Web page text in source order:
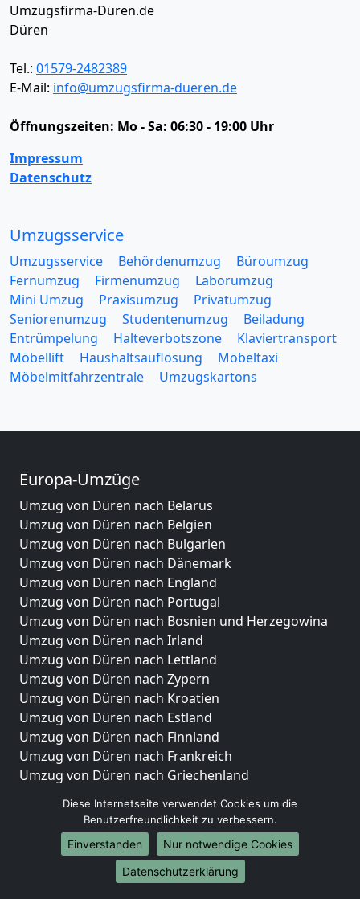
Umzugsfirma-Düren.de
Düren
Tel.: 01579-2482389
E-Mail: info@umzugsfirma-dueren.de
Öffnungszeiten: Mo - Sa: 06:30 - 19:00 Uhr
Impressum
Datenschutz
Umzugsservice
Umzugsservice Behördenumzug
Büroumzug
Fernumzug
Firmenumzug
Laborumzug
Mini Umzug
Praxisumzug
Privatumzug
Seniorenumzug
Studentenumzug
Beiladung
Entrümpelung
Halteverbotszone
Klaviertransport
Möbellift
Haushaltsauflösung
Möbeltaxi
Möbelmitfahrzentrale
Umzugskartons
Europa-Umzüge
Umzug von Düren nach Belarus
Umzug von Düren nach Belgien
Umzug von Düren nach Bulgarien
Umzug von Düren nach Dänemark
Umzug von Düren nach England
Umzug von Düren nach Portugal
Umzug von Düren nach Bosnien und Herzegowina
Umzug von Düren nach Irland
Umzug von Düren nach Lettland
Umzug von Düren nach Zypern
Umzug von Düren nach Kroatien
Umzug von Düren nach Estland
Umzug von Düren nach Finnland
Umzug von Düren nach Frankreich
Umzug von Düren nach Griechenland
Umzug von Düren nach Liechtenstein
Umzug von Düren nach Luxemburg
Umzug von Düren nach Niederlande
Umzug von Düren nach Norwegen
Diese Internetseite verwendet Cookies um die
Benutzerfreundlichkeit zu verbessern.
Einverstanden
Nur notwendige Cookies
Datenschutzerklärung